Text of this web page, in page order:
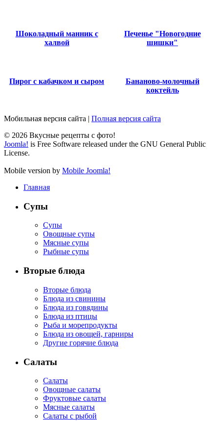
Шоколадный манник с
халвой
Печенье "Новогодние
шишки"
Пирог с кабачком и сыром
Бананово-молочный
коктейль
Мобильная версия сайта | Полная версия сайта
© 2026 Вкусные рецепты с фото!
Joomla! is Free Software released under the GNU General Public
License.
Mobile version by Mobile Joomla!
Главная
Супы
Супы
Овощные супы
Мясные супы
Рыбные супы
Вторые блюда
Вторые блюда
Блюда из свинины
Блюда из говядины
Блюда из птицы
Рыба и морепродукты
Блюда из овощей, гарниры
Другие горячие блюда
Салаты
Салаты
Овощные салаты
Фруктовые салаты
Мясные салаты
Салаты с рыбой